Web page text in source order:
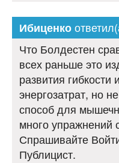
Ибиценко
Что Болдестен
всех раньше это
развития
энергозатрат, но
способ для
много упражнений
Спрашивайте
Публицист.